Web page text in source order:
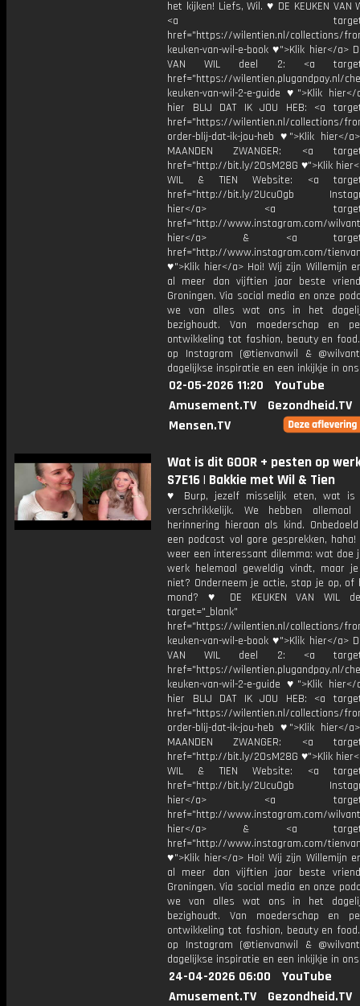
het kijken! Liefs, Wil. ♥ DE KEUKEN VAN
<a
href="https://wilentien.nl/collections/
keuken-van-wil-e-book ♥">Klik hier</a>
VAN WIL deel 2: <a
href="https://wilentien.plugandpay.nl/
keuken-van-wil-2-e-guide ♥">Klik
hier BLIJ DAT IK JOU HEB: <a
href="https://wilentien.nl/collections/
order-blij-dat-ik-jou-heb ♥">Klik hier</
MAANDEN ZWANGER: <a
href="http://bit.ly/2OsM28G ♥">Klik
WIL & TIEN Website: <a
href="http://bit.ly/2Ucu0gb
hier</a> <a
href="http://www.instagram.com/
hier</a> & <a
href="http://www.instagram.com/
♥">Klik hier</a> Hoi! Wij zijn Willemijn
al meer dan vijftien jaar beste
Groningen. Via social media en onze
we van alles wat ons in het
bezighoudt. Van moederschap en
ontwikkeling tot fashion, beauty en
op Instagram (@tienvanwil &
dagelijkse inspiratie en een inkijkje in
02-05-2026 11:20
YouTube
Amusement.TV
Gezondheid.TV
Mensen.TV
Wat is dit GOOR + pesten op
S7E16 | Bakkie met Wil & Tien
♥ Burp, jezelf misselijk eten, wat is
verschrikkelijk. We hebben
herinnering hieraan als kind.
een podcast vol gore gesprekken,
weer een interessant dilemma: wat doe
werk helemaal geweldig vindt, maar je
niet? Onderneem je actie, stap je op, of
mond? ♥ DE KEUKEN VAN WIL
target="_blank"
href="https://wilentien.nl/collections/
keuken-van-wil-e-book ♥">Klik hier</a>
VAN WIL deel 2: <a
href="https://wilentien.plugandpay.nl/
keuken-van-wil-2-e-guide ♥">Klik
hier BLIJ DAT IK JOU HEB: <a
href="https://wilentien.nl/collections/
order-blij-dat-ik-jou-heb ♥">Klik hier</
MAANDEN ZWANGER: <a
href="http://bit.ly/2OsM28G ♥">Klik
WIL & TIEN Website: <a
href="http://bit.ly/2Ucu0gb
hier</a> <a
href="http://www.instagram.com/
hier</a> & <a
href="http://www.instagram.com/
♥">Klik hier</a> Hoi! Wij zijn Willemijn
al meer dan vijftien jaar beste
Groningen. Via social media en onze
we van alles wat ons in het
bezighoudt. Van moederschap en
ontwikkeling tot fashion, beauty en
op Instagram (@tienvanwil &
dagelijkse inspiratie en een inkijkje in
24-04-2026 06:00
YouTube
Amusement.TV
Gezondheid.TV